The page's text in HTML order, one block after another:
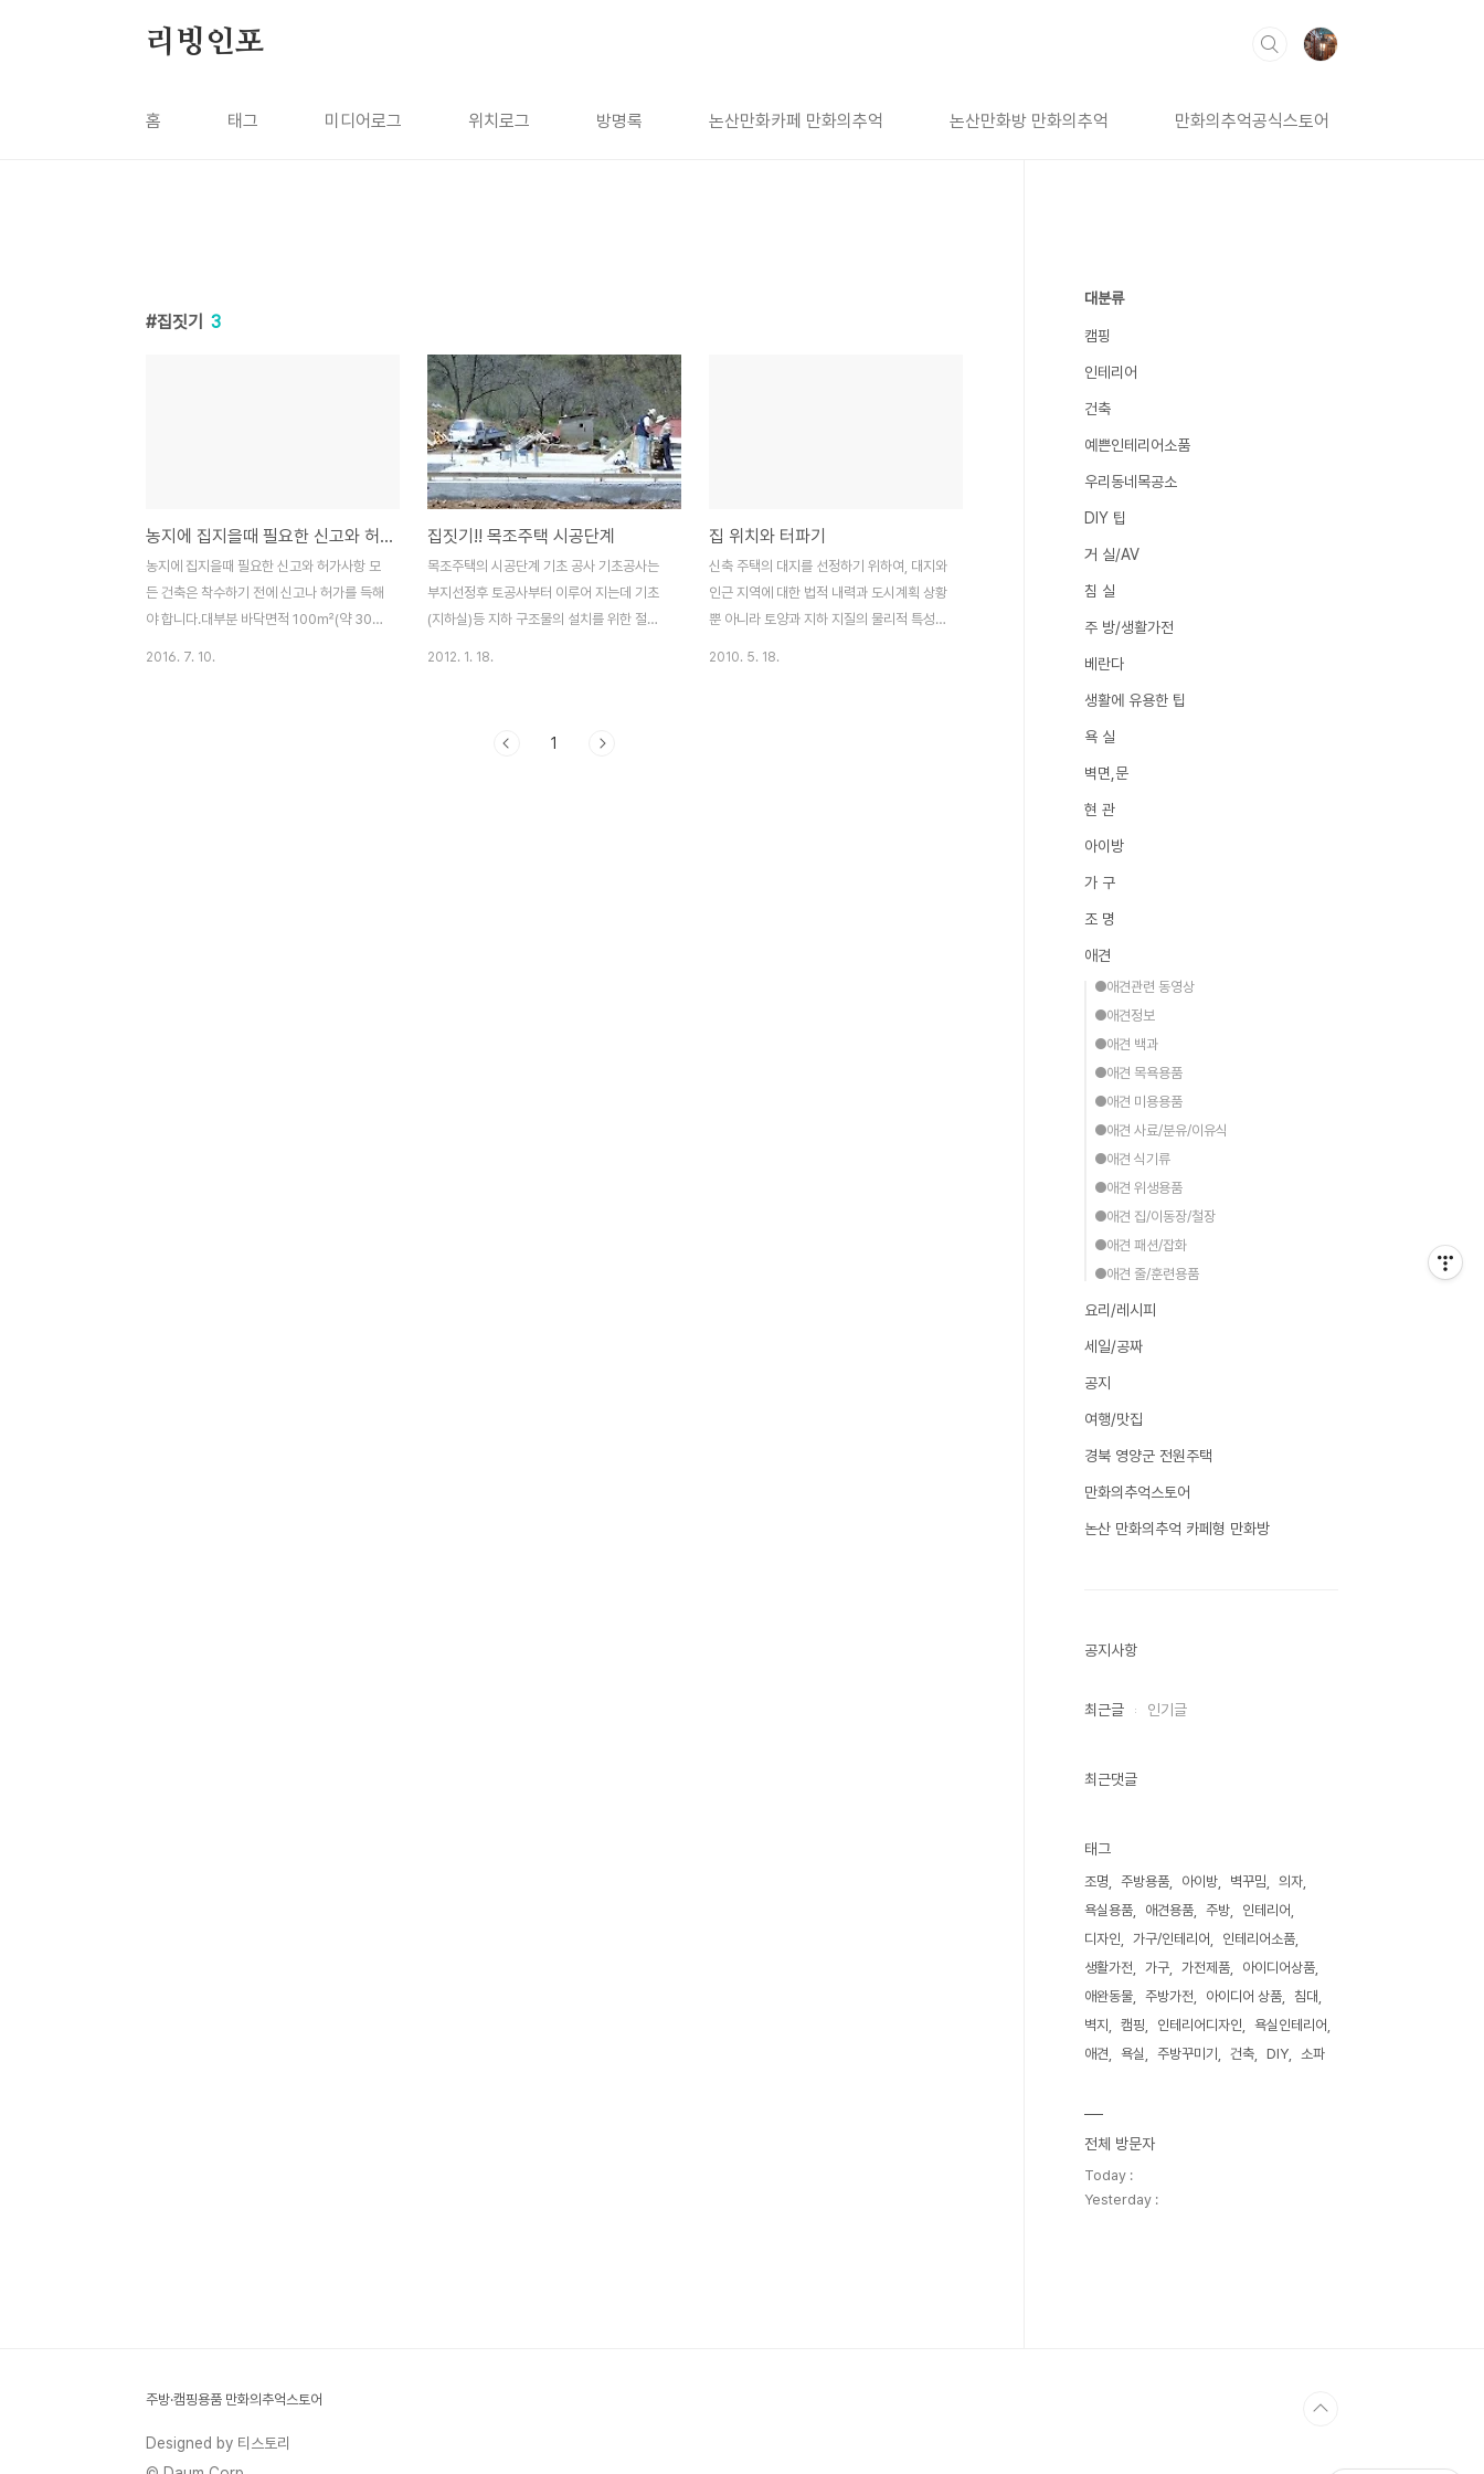
리빙인포
홈 태그 미디어로그 위치로그 방명록 논산만화카페 만화의추억 논산만화방 만화의추억 만화의추억공식스토어
집짓기 3
농지에 집지을때 필요한 신고와 허가사항
농지에 집지을때 필요한 신고와 허가사항 모
든 건축은 착수하기 전에 신고나 허가를 득해
야 합니다.대부분 바닥면적 100㎡(약 30
2016. 7. 10.
집짓기!! 목조주택 시공단계
목조주택의 시공단계 기초 공사 기초공사는
부지선정후 토공사부터 이루어 지는데 기초
(지하실)등 지하 구조물의 설치를 위한 절토,
지형 및 지반 상태에 따라 결정된다. 경사진
2012. 1. 18.
집 위치와 터파기
신축 주택의 대지를 선정하기 위하여, 대지와
인근 지역에 대한 법적 내력과 도시계획 상황
뿐 아니라 토양과 지하 지질의 물리적 특성도
2010. 5. 18.
1
대분류
캠핑
인테리어
건축
예쁜인테리어소품
우리동네목공소
DIY 팁
거 실/AV
침 실
주 방/생활가전
베란다
생활에 유용한 팁
욕 실
벽면,문
현 관
아이방
가 구
조 명
애견
●애견관련 동영상
●애견정보
●애견 백과
●애견 목욕용품
●애견 미용용품
●애견 사료/분유/이유식
●애견 식기류
●애견 위생용품
●애견 집/이동장/철장
●애견 패션/잡화
●애견 줄/훈련용품
요리/레시피
세일/공짜
공지
여행/맛집
경북 영양군 전원주택
만화의추억스토어
논산 만화의추억 카페형 만화방
공지사항
최근글 인기글
최근댓글
태그
조명 주방용품 아이방 벽꾸밈
의자
욕실용품
애견용품 주방
인테리어
디자인
가구/인테리어
인테리어소품
생활가전
가구 가전제품
아이디어상품
애완동물
주방가전 아이디어 상품
침대
벽지
캠핑 인테리어디자인
욕실인테리어
애견
욕실 주방꾸미기 건축 DIY 소파
전체 방문자
Today :
Yesterday :
주방·캠핑용품 만화의추억스토어
Designed by 티스토리